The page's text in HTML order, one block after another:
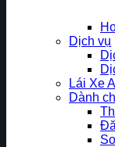
Dịch vụ
Lái Xe
Dành